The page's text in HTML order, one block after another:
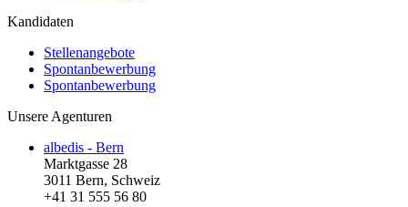
Kandidaten
Stellenangebote
Spontanbewerbung
Spontanbewerbung
Unsere Agenturen
albedis - Bern
Marktgasse 28
3011 Bern, Schweiz
+41 31 555 56 80